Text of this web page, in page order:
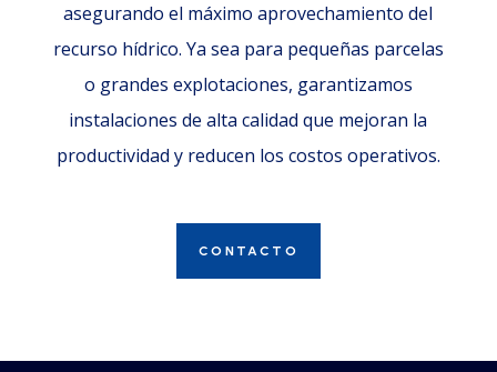
asegurando el máximo aprovechamiento del
recurso hídrico. Ya sea para pequeñas parcelas
o grandes explotaciones, garantizamos
instalaciones de alta calidad que mejoran la
productividad y reducen los costos operativos.
CONTACTO